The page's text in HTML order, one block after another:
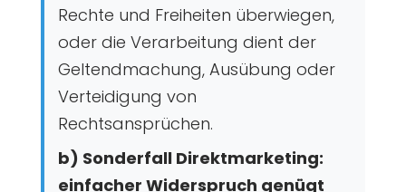
Rechte und Freiheiten überwiegen,
oder die Verarbeitung dient der
Geltendmachung, Ausübung oder
Verteidigung von
Rechtsansprüchen.
b) Sonderfall Direktmarketing:
einfacher Widerspruch genügt